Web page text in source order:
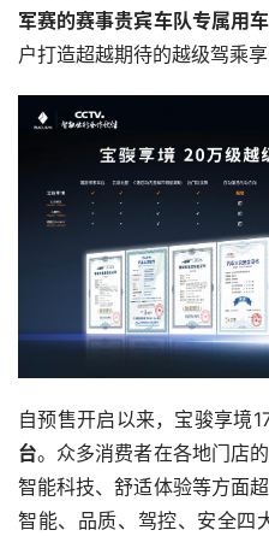
军赛的赛事贵宾车队专属用车
户打造超越期待的越级驾乘享
自预售开启以来，宝骏享境
台。众多消费者在各地门店
智能科技、舒适体验等方面
智能、品质、驾控、安全四